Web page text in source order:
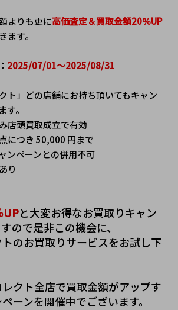
よりも更に高価査定＆買取金額20％UP
ます。
2025/07/01～2025/08/31
ト」どの店舗にお持ち頂いてもキャン
す。
店頭買取成立で有効
につき 50,000 円まで
ンペーンとの併用不可
り
UPと大変お得なお買取りキャン
ので是非この機会に、
のお買取りサービスをお試し下
クト全店で買取金額がアップす
ーンを開催中でございます。